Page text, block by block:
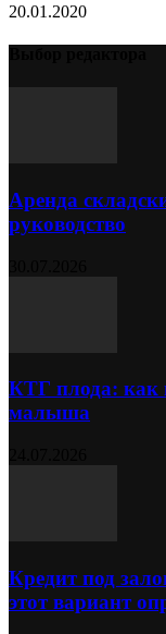
20.01.2020
Аренда
руководство
КТГ плода: как
малыша
Кредит под
этот вариант